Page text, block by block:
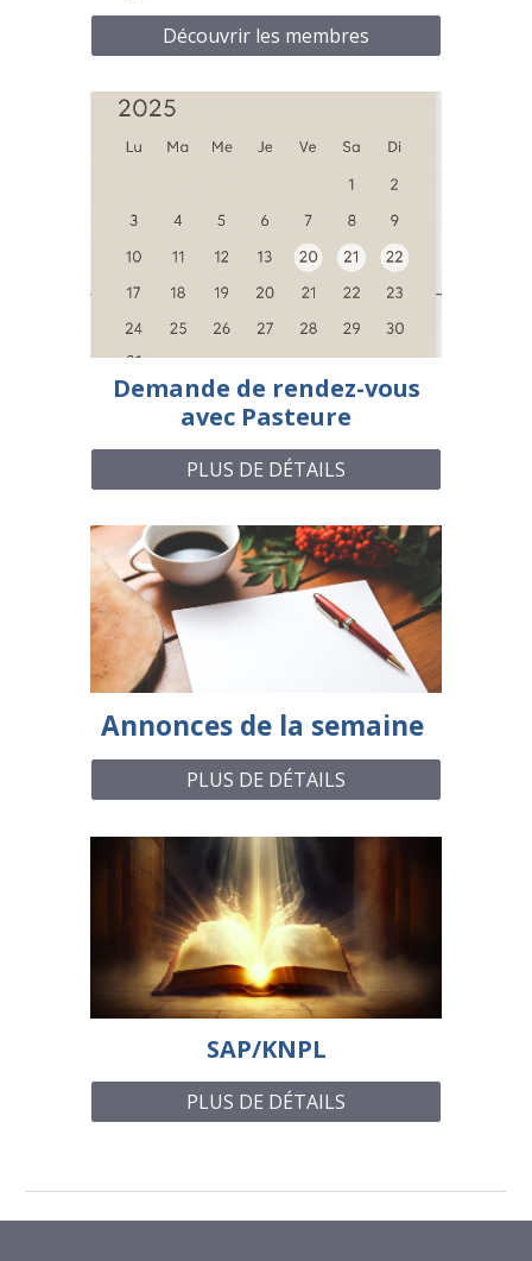
Découvrir les membres
Demande de rendez-vous
avec Pasteure
PLUS DE DÉTAILS
Annonces de la semaine
PLUS DE DÉTAILS
SAP/KNPL
PLUS DE DÉTAILS